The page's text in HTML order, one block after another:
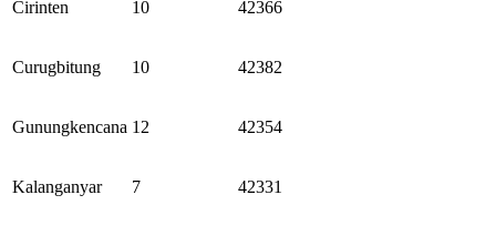
Cirinten 10 42366
Curugbitung 10 42382
Gunungkencana 12 42354
Kalanganyar 7 42331